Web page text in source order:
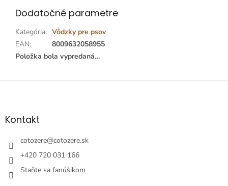
Dodatočné parametre
Kategória: Vôdzky pre psov
EAN:
8009632058955
Položka bola vypredaná…
Z
äKontakt
cotozere@cotozere.sk
+420 720 031 166
Staňte sa fanúšikom